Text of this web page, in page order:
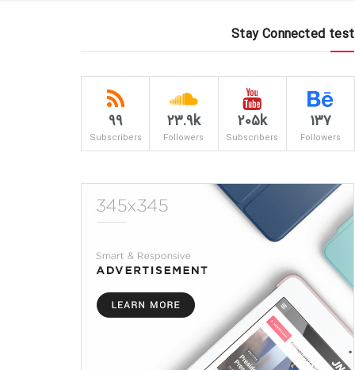
Stay Connected test
137
Followers
205k
Subscribers
23.9k
Followers
99
Subscribers